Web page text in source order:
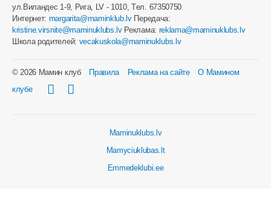
ул.Виландес 1-9, Рига, LV - 1010, Tел. 67350750
Интернет: margarita@maminklub.lvПередача:
kristine.virsnite@maminuklubs.lvРеклама: reklama@maminuklubs.lv
Школа родителей: vecakuskola@maminuklubs.lv
© 2026 Мамин клуб Правила Реклама на сайте
О Мамином
клубе
Maminuklubs.lv
Mamyciuklubas.lt
Emmedeklubi.ee